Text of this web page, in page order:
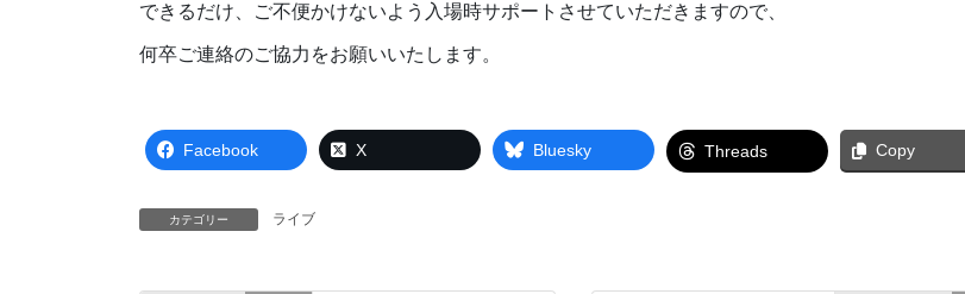
できるだけ、ご不便かけないよう入場時サポートさせていただきますので、
何卒ご連絡のご協力をお願いいたします。
Facebook X Bluesky Threads Copy
カテゴリー ライブ